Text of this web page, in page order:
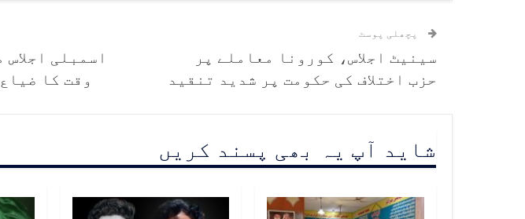
پچھلی پوسٹ
سینیٹ اجلاس، کورونا معاملے پر
حزب اختلاف کی حکومت پر شدید تنقید
اسمبلی
وقت کا
شاید آپ یہ بھی پسند کریں